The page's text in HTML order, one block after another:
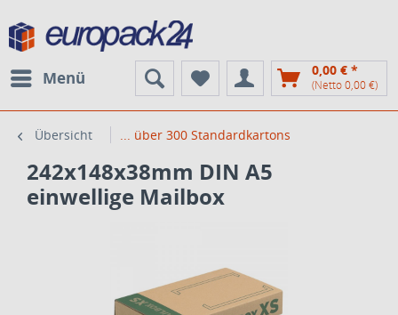
Menü 0,00 € *
(Netto 0,00 €)
Übersicht ... über 300 Standardkartons
242x148x38mm DIN A5
einwellige Mailbox